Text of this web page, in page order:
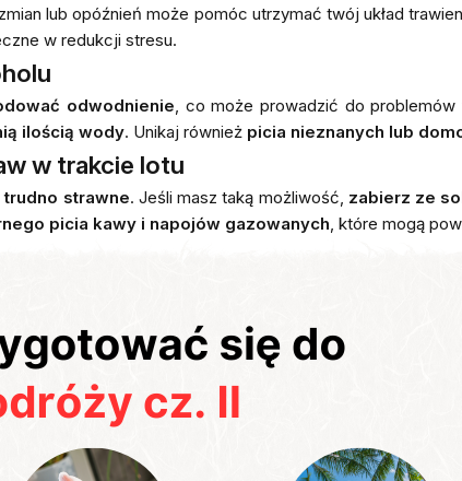
lub opóźnień może pomóc utrzymać twój układ
w redukcji stresu.
odwodnienie , co może prowadzić do
ilością wody. Unikaj również picia nieznanych lub
w trakcie lotu
strawne. Jeśli masz taką możliwość, zabierz ze
picia kawy i napojów gazowanych , które mogą